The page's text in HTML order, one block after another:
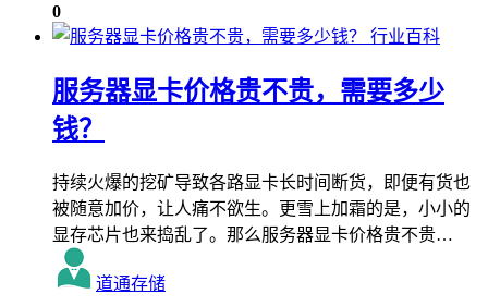
0
行业百科
服务器显卡价格贵不贵，需要多少
钱？
持续火爆的挖矿导致各路显卡长时间断货，即便有货也
被随意加价，让人痛不欲生。更雪上加霜的是，小小的
显存芯片也来捣乱了。那么服务器显卡价格贵不贵…
道通存储